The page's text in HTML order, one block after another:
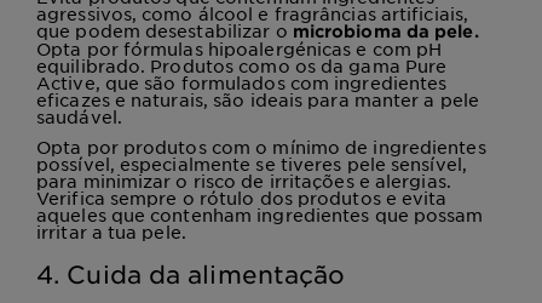
agressivos, como álcool e fragrâncias artificiais,
que podem desestabilizar o microbioma da pele.
Opta por fórmulas hipoalergénicas e com pH
equilibrado. Produtos como os da gama Pure
Active, que são formulados com ingredientes
eficazes e naturais, são ideais para manter a pele
saudável.
Opta por produtos com o mínimo de ingredientes
possível, especialmente se tiveres pele sensível,
para minimizar o risco de irritações e alergias.
Verifica sempre o rótulo dos produtos e evita
aqueles que contenham ingredientes que possam
irritar a tua pele.
4. Cuida da alimentação